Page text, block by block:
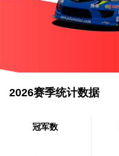
2026赛季统计数据
冠军数